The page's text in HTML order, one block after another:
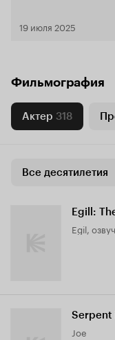
19 июля 2025
Фильмография
Актер 318
Все десятилетия
Egill:
Egil,
Serpent
Joe